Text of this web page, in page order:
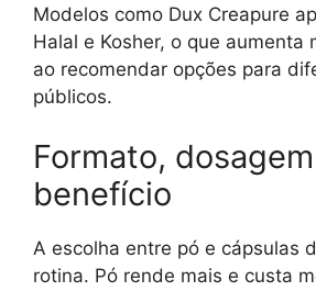
Modelos como Dux Creapure
Halal e Kosher, o que aumenta
ao recomendar opções para
públicos.
Formato,
benefício
A escolha entre pó e cápsulas
rotina. Pó rende mais e custa